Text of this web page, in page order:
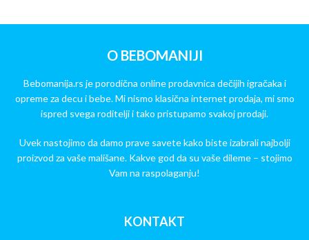
O BEBOMANIJI
Bebomanija.rs je porodična online prodavnica dečijih igračaka i
opreme za decu i bebe. Mi nismo klasična internet prodaja, mi smo
ispred svega roditelji i tako pristupamo svakoj prodaji.
Uvek nastojimo da damo prave savete kako biste izabrali najbolji
proizvod za vaše mališane. Kakve god da su vaše dileme – stojimo
Vam na raspolaganju!
KONTAKT